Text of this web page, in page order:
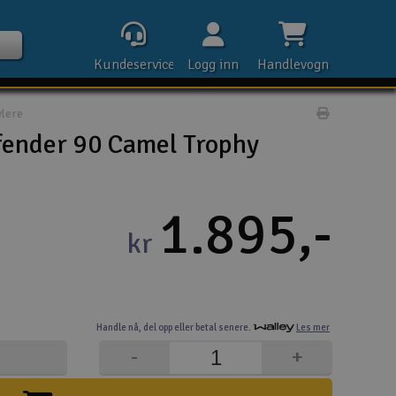
Handlevogn
Logg inn
Kundeservice
90 Camel Trophy
Handle nå, del opp eller betal senere. Les mer
kr 1.895,-
+
-